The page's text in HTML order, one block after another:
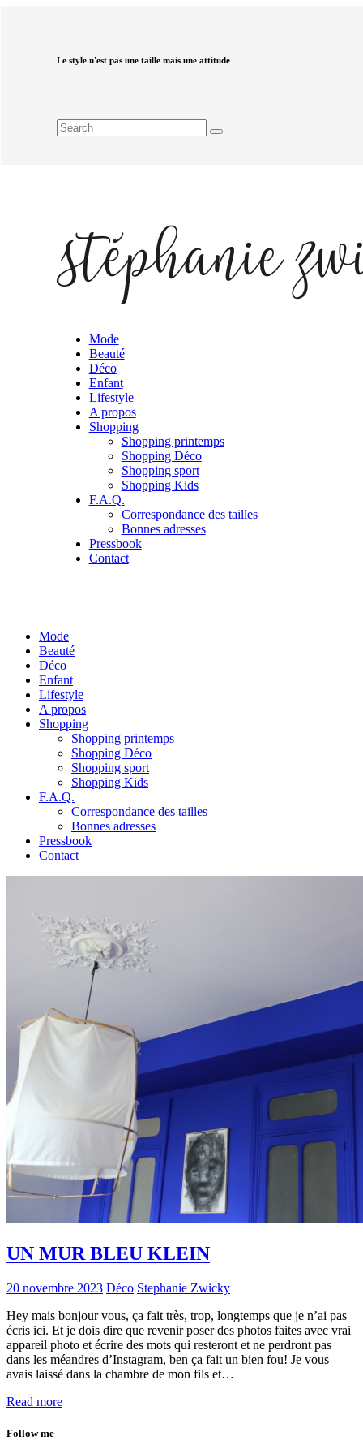
Le style n'est pas une taille mais une attitude
Mode
Beauté
Déco
Enfant
Lifestyle
A propos
Shopping
Shopping printemps
Shopping Déco
Shopping sport
Shopping Kids
F.A.Q.
Correspondance des tailles
Bonnes adresses
Pressbook
Contact
Mode
Beauté
Déco
Enfant
Lifestyle
A propos
Shopping
Shopping printemps
Shopping Déco
Shopping sport
Shopping Kids
F.A.Q.
Correspondance des tailles
Bonnes adresses
Pressbook
Contact
UN MUR BLEU KLEIN
20 novembre 2023 Déco Stephanie Zwicky
Hey mais bonjour vous, ça fait très, trop, longtemps que je n’ai pas
écris ici. Et je dois dire que revenir poser des photos faites avec vrai
appareil photo et écrire des mots qui resteront et ne perdront pas
dans les méandres d’Instagram, ben ça fait un bien fou! Je vous
avais laissé dans la chambre de mon fils et…
Read more
Follow me